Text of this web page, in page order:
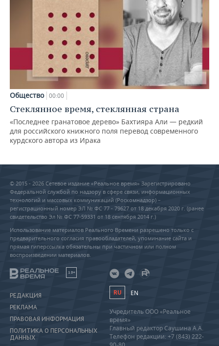
Общество 00:00
Стеклянное время, стеклянная страна
«Последнее гранатовое дерево» Бахтияра Али — редкий
для российского книжного поля перевод современного
курдского автора из Ирака
© 2015 - 2026 Сетевое издание «Реальное время» Зарегистрировано
Федеральной службой по надзору в сфере связи, информационных
технологий и массовых коммуникаций (Роскомнадзор) –
регистрационный номер ЭЛ № ФС 77 - 79627 от 18 декабря 2020 г. (ранее
свидетельство Эл № ФС 77-59331 от 18 сентября 2014 г.)
Использование материалов Реального Времени разрешено только с
предварительного согласия правообладателей, упоминание сайта и
прямая гиперссылка обязательны при частичном или полном
воспроизведении материалов.
18+
РЕДАКЦИЯ
РЕКЛАМА
ПРАВОВАЯ ИНФОРМАЦИЯ
ПОЛИТИКА О ПЕРСОНАЛЬНЫХ
ДАННЫХ
RU EN
Учредитель ООО «Реальное
время»
Главный редактор Саушина А.А.
Телефон редакции: +7 (843) 222-